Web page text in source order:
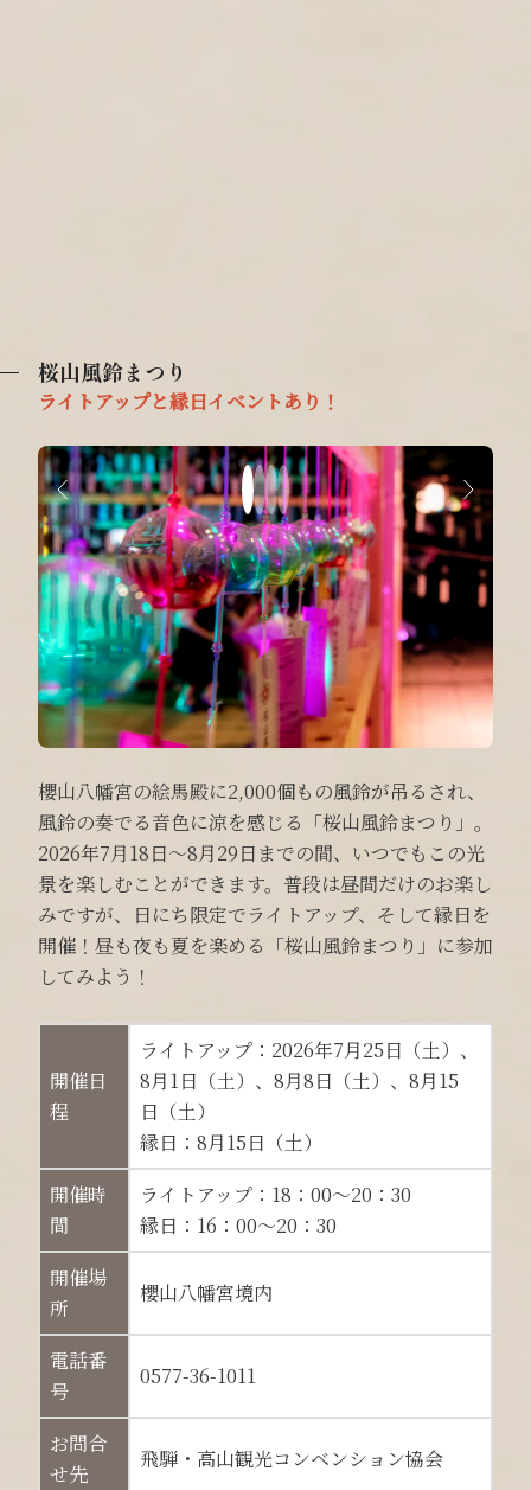
桜山風鈴まつり
ライトアップと縁日イベントあり！
櫻山八幡宮の絵馬殿に2,000個もの風鈴が吊るされ、
風鈴の奏でる音色に涼を感じる「桜山風鈴まつり」。
2026年7月18日～8月29日までの間、いつでもこの光
景を楽しむことができます。普段は昼間だけのお楽し
みですが、日にち限定でライトアップ、そして縁日を
開催！昼も夜も夏を楽める「桜山風鈴まつり」に参加
してみよう！
開催日
程
ライトアップ：2026年7月25日（土）、
8月1日（土）、8月8日（土）、8月15
日（土）
縁日：8月15日（土）
開催時
間
ライトアップ：18：00～20：30
縁日：16：00～20：30
開催場
所
櫻山八幡宮境内
電話番
号
0577-36-1011
お問合
せ先
飛騨・高山観光コンベンション協会